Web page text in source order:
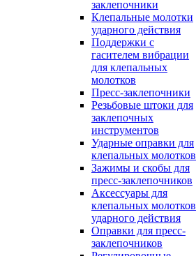
заклепочники
Клепальные молотки
ударного действия
Поддержки с
гасителем вибрации
для клепальных
молотков
Пресс-заклепочники
Резьбовые штоки для
заклепочных
инструментов
Ударные оправки для
клепальных молотков
Зажимы и скобы для
пресс-заклепочников
Аксессуары для
клепальных молотков
ударного действия
Оправки для пресс-
заклепочников